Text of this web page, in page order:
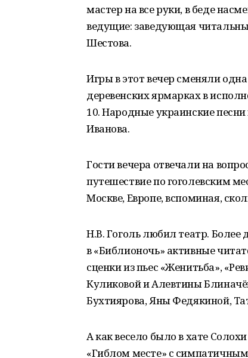
мастер на все руки, в беде
ведущие: заведующая
Шестова.
Игры в этот вечер сменяли
деревенских ярмарках в
10. Народные украинские
Иванова.
Гости вечера отвечали на
путешествие по гоголевским
Москве, Европе, вспоминая,
Н.В. Гоголь любил театр. Более
в «Библионочь» активные
сценки из пьес «Женитьба»,
Куликовой и Алевтины
Бухтиярова, Яны Федякиной,
А как весело было в хате
«Гиблом месте» с